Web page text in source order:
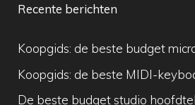
Recente berichten
Koopgids: de beste budget
Koopgids: de beste MIDI-
De beste budget studio